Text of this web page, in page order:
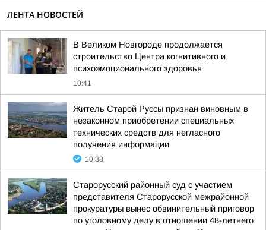
ЛЕНТА НОВОСТЕЙ
В Великом Новгороде продолжается
строительство Центра когнитивного и
психоэмоционального здоровья
10:41
Житель Старой Руссы признан виновным в
незаконном приобретении специальных
технических средств для негласного
получения информации
10:38
Старорусский районный суд с участием
представителя Старорусской межрайонной
прокуратуры вынес обвинительный приговор
по уголовному делу в отношении 48-летнего